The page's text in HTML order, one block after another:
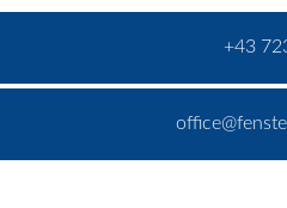
+43